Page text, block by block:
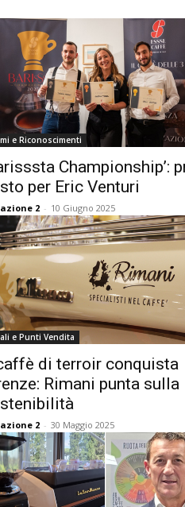
e Riconoscimenti
Championship’:
per Eric Venturi
2 - 10 Giugno 2025
e Punti Vendita
di terroir conquista
Rimani punta sulla
2 - 30 Maggio 2025